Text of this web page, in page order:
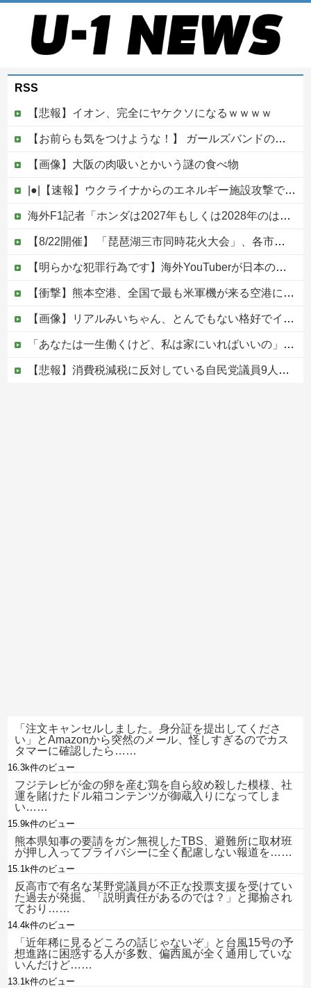
RSS
【悲報】イオン、完全にヤケクソになるｗｗｗｗ
【お前らも気をつけような！】 ガールズバンドのボーカルさん、客席ダイブした結果『こう』なってしまいお気持ち表明してしまう…
【画像】大阪の肉吸いとかいう謎の食べ物
|●|【速報】ウクライナからのエネルギー施設攻撃で窮地のロシアを韓国が助けていたことが判明「韓国で船積みの精製油3万トンがロシア行き」
海外F1記者「ホンダは2027年もしくは2028年のはじめにはF1で再びトップに戻れると確信」他
【8/22開催】 「琵琶湖三市同時花火大会」、各市公式「そんな花火大会は存在しない」→ 高価チケットを購入した人達がSNS阿鼻叫喚
【明らかな犯罪行為です】海外YouTuberが日本の住宅へ不法侵入する動画を投稿
【衝撃】熊本空港、全国で最も米軍機が来る空港になっていた
【画像】リアルみいちゃん、とんでもない格好でイベント出演するwwwwwwwwww
「あなたは一生働くけど、私は家にいればいいの」毎日言われた20歳がついに返した一言…
【悲報】消費税減税に反対している自民党議員9人が判明ｗｗｗｗｗｗ
「注文キャンセルしました。身分証を提出してくださ
い」とAmazonから突然のメール、怪しすぎるのでカス
タマーに確認したら……
16.3k件のビュー
フジテレビが金の卵を産む鶏を自ら絞め殺した模様、社
運を賭けたドル箱コンテンツが御蔵入りになってしま
い……
15.9k件のビュー
熊本県知事の要請をガン無視したTBS、避難所に取材班
が押し入ってプライバシーに全く配慮しない報道を……
15.1k件のビュー
反高市で有名な某野党議員が不正な投票支援を受けてい
た過去が発掘、「説明責任があるのでは？」と揶揄され
ており……
14.4k件のビュー
「近年稀に見るどころの話じゃないぞ」と台風15号の予
想進路に困惑する人が多数、偏西風が全く通用していな
いんだけど……
13.1k件のビュー